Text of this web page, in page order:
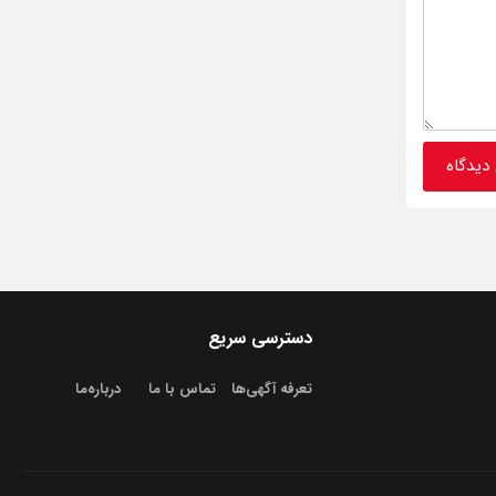
دسترسی سریع
تعرفه آگهی‌ها تماس با ما درباره‌‌ما